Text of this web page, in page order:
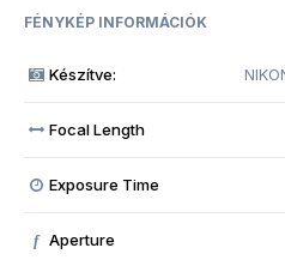
FÉNYKÉP INFORMÁCIÓK
Készítve:
Focal Length
Exposure Time
f Aperture